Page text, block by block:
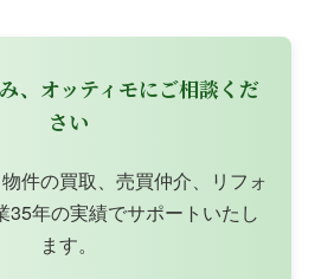
、オッティモにご相談くだ
さい
件の買取、売買仲介、リフォ
35年の実績でサポートいたし
ます。